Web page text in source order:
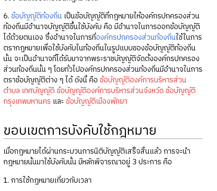
6. ข้อบัญญัติท้องถิ่นเป็นข้อบัญญัติที่กฎหมายให้องค์กรปกครองส่วน
ท้องถิ่นมีอำนาจบัญญัติขึ้นใช้บังคับ คือ มีอำนาจในการออกข้อบัญญัติ
ได้ด้วยตนเอง ซึ่งอำนาจในการที่องค์กรปกครองส่วนท้องถิ่นใช้ในการ
ตรากฎหมายเพื่อใช้บังคับในท้องถิ่นในรูปแบบของข้อบัญญัติท้องถิ่น
นั้น จะเป็นอำนาจที่ได้รับมาจากพระราชบัญญัติจัดตั้งองค์กรปกครอง
ส่วนท้องถิ่นนั้น ๆ โดยทั่วไปองค์กรปกครองส่วนท้องถิ่นมีอำนาจในการ
ตราข้อบัญญัติต่าง ๆ ได้ ดังนี้ คือ ข้อบัญญัติองค์การบริหารส่วน
ตำบล เทศบัญญัติ ข้อบัญญัติองค์การบริหารส่วนจังหวัด ข้อบัญญัติ
กรุงเทพมหานคร และ ข้อบัญญัติเมืองพัทยา
ขอบเขตการบังคับใช้กฎหมาย
เมื่อกฎหมายได้ผ่านกระบวนการนิติบัญญัติเสร็จสิ้นแล้ว การจะนำ
กฎหมายนั้นมาใช้บังคับนั้น มีหลักพิจารณาอยู่ 3 ประการ คือ
1. การใช้กฎหมายเกี่ยวกับเวลา